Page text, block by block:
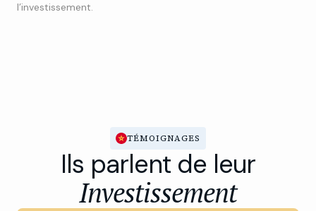
l’investissement.
TÉMOIGNAGES
Ils parlent de leur
Investissement